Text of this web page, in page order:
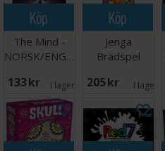
Köp
The Mind -
NORSK/ENGELSK
133 SEK I lager: 20+
Köp
Jenga
Brädspel
205 SEK I lager: